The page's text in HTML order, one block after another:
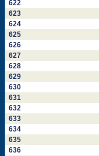
622
623
624
625
626
627
628
629
630
631
632
633
634
635
636